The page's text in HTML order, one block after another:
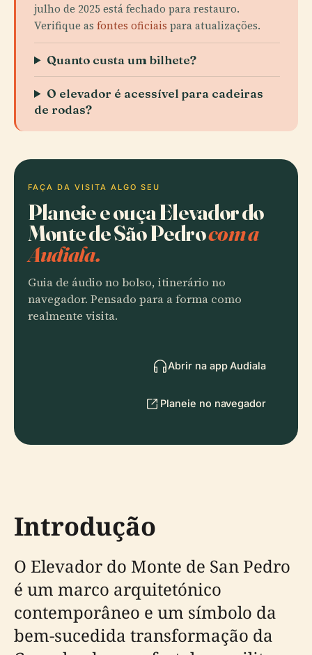
julho de 2025 está fechado para restauro.
Verifique as fontes oficiais para atualizações.
Quanto custa um bilhete?
O elevador é acessível para cadeiras
de rodas?
FAÇA DA VISITA ALGO SEU
Planeie e ouça Elevador do
Monte de São Pedrocom a
Audiala.
Guia de áudio no bolso, itinerário no
navegador. Pensado para a forma como
realmente visita.
Abrir na app Audiala
Planeie no navegador
Introdução
O Elevador do Monte de San Pedro
é um marco arquitetónico
contemporâneo e um símbolo da
bem-sucedida transformação da